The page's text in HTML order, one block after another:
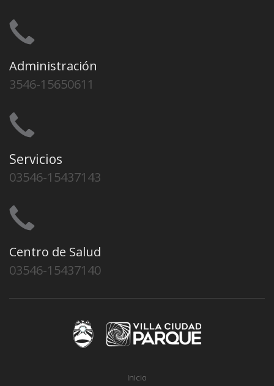
Administración
3546-15650611
Servicios
03546-15437143
Centro de Salud
03546-15437140
Inicio